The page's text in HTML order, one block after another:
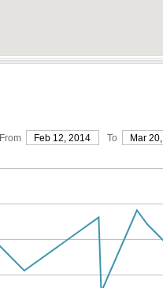
From Feb 12, 2014 To Mar